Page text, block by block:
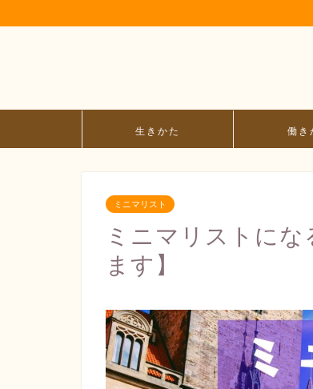
生きかた 働き
ミニマリスト
ミニマリストにな
ます】